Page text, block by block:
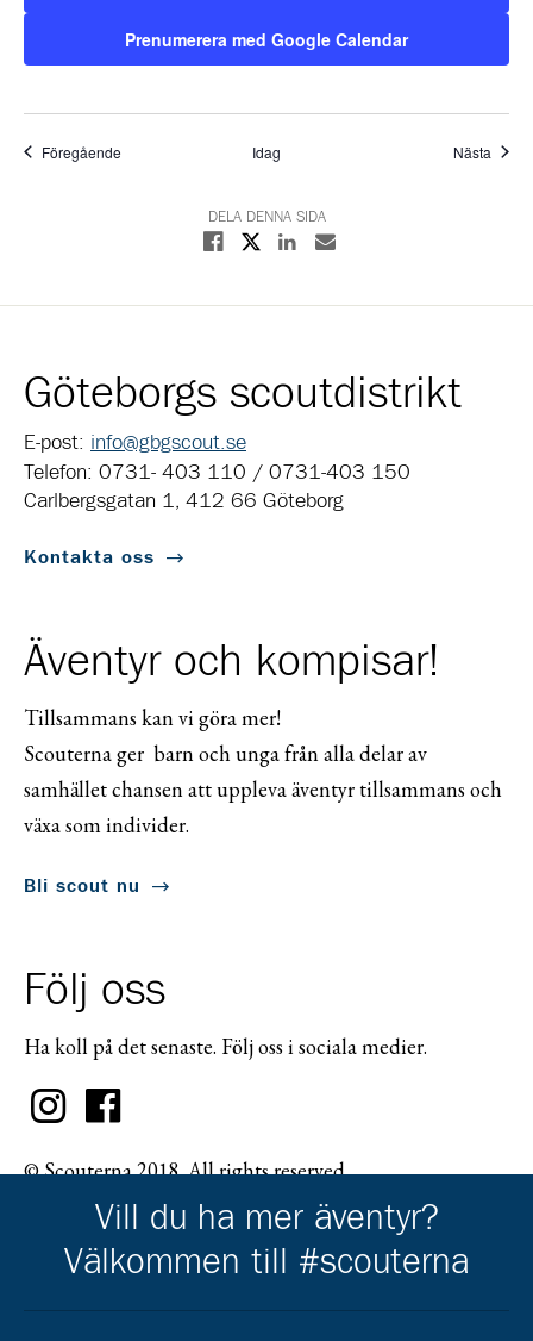
Prenumerera med Google Calendar
Föregående Idag Nästa
DELA DENNA SIDA
Dela på Facebook
Dela på XDela på Linkedin
Dela med E-post
Göteborgs scoutdistrikt
E-post: info@gbgscout.se
Telefon: 0731- 403 110 / 0731-403 150
Carlbergsgatan 1, 412 66 Göteborg
Kontakta oss
Äventyr och kompisar!
Tillsammans kan vi göra mer!
Scouterna ger barn och unga från alla delar av
samhället chansen att uppleva äventyr tillsammans och
växa som individer.
Bli scout nu
Följ oss
Ha koll på det senaste. Följ oss i sociala medier.
© Scouterna 2018. All rights reserved.
Vill du ha mer äventyr?
Välkommen till #scouterna